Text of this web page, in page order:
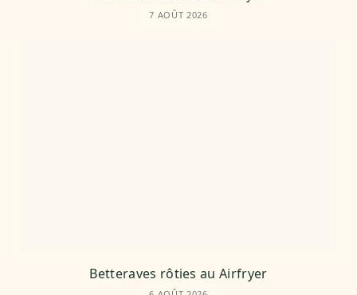
7 AOÛT 2026
Betteraves rôties au Airfryer